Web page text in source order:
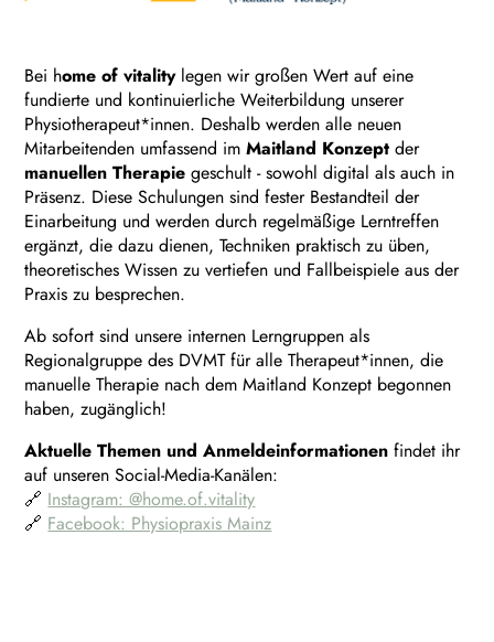
Bei home of vitality legen wir großen Wert auf eine
fundierte und kontinuierliche Weiterbildung unserer
Physiotherapeut*innen. Deshalb werden alle neuen
Mitarbeitenden umfassend imMaitland Konzept der
manuellen Therapie geschult - sowohl digital als auch in
Präsenz. Diese Schulungen sind fester Bestandteil der
Einarbeitung und werden durch regelmäßige Lerntreffen
ergänzt, die dazu dienen, Techniken praktisch zu üben,
theoretisches Wissen zu vertiefen und Fallbeispiele aus der
Praxis zu besprechen.
Ab sofort sind unsere internen Lerngruppen als
Regionalgruppe des DVMT für alle Therapeut*innen, die
manuelle Therapie nach dem Maitland Konzept begonnen
haben, zugänglich!
Aktuelle Themen und Anmeldeinformationen findet ihr
auf unseren Social-Media-Kanälen:
🔗 Instagram: @home.of.vitality
🔗 Facebook: Physiopraxis Mainz